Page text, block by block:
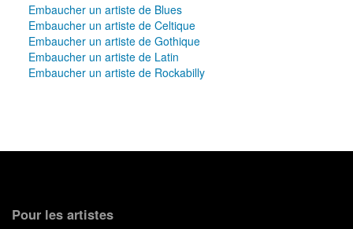
Embaucher un artiste de Blues
Embaucher un artiste de Celtique
Embaucher un artiste de Gothique
Embaucher un artiste de Latin
Embaucher un artiste de Rockabilly
Pour les artistes